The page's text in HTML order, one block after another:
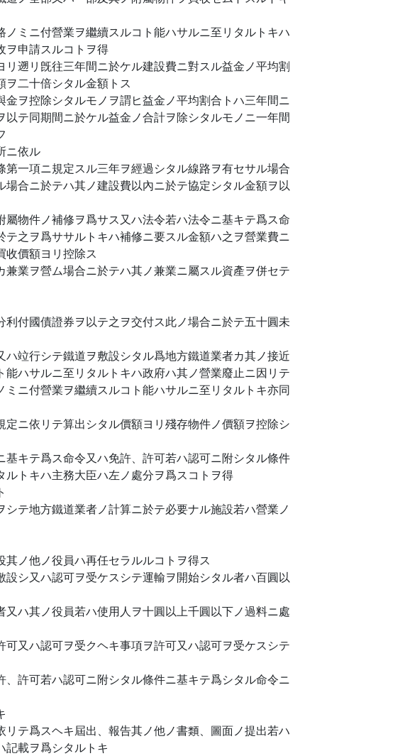
ミニ付營業ヲ繼續スルコト能ハサルニ至リタルトキハ
ヲ申請スルコトヲ得
リ遡リ旣往三年間ニ於ケル建設費ニ對スル益金ノ平均割
二十倍シタル金額トス
ヲ控除シタルモノヲ謂ヒ益金ノ平均割合トハ三年間ニ
テ同期間ニ於ケル益金ノ合計ヲ除シタルモノニ一年間
ニ依ル
第一項ニ規定スル三年ヲ經過シタル線路ヲ有セサル場合
合ニ於テハ其ノ建設費以內ニ於テ協定シタル金額ヲ以
物件ノ補修ヲ爲サス又ハ法令若ハ法令ニ基キテ爲ス命
之ヲ爲ササルトキハ補修ニ要スル金額ハ之ヲ營業費ニ
收價額ヨリ控除ス
兼業ヲ營ム場合ニ於テハ其ノ兼業ニ屬スル資產ヲ併セテ
利付國債證券ヲ以テ之ヲ交付ス此ノ場合ニ於テ五十圓未
竝行シテ鐵道ヲ敷設シタル爲地方鐵道業者カ其ノ接近
ハサルニ至リタルトキハ政府ハ其ノ營業廢止ニ因リテ
ニ付營業ヲ繼續スルコト能ハサルニ至リタルトキ亦同
ニ依リテ算出シタル價額ヨリ殘存物件ノ價額ヲ控除シ
キテ爲ス命令又ハ免許、許可若ハ認可ニ附シタル條件
トキハ主務大臣ハ左ノ處分ヲ爲スコトヲ得
テ地方鐵道業者ノ計算ニ於テ必要ナル施設若ハ營業ノ
ノ他ノ役員ハ再任セラルルコトヲ得ス
設シ又ハ認可ヲ受ケスシテ運輸ヲ開始シタル者ハ百圓以
ハ其ノ役員若ハ使用人ヲ十圓以上千圓以下ノ過料ニ處
又ハ認可ヲ受クヘキ事項ヲ許可又ハ認可ヲ受ケスシテ
許可若ハ認可ニ附シタル條件ニ基キテ爲シタル命令ニ
テ爲スヘキ屆出、報告其ノ他ノ書類、圖面ノ提出若ハ
記載ヲ爲シタルトキ